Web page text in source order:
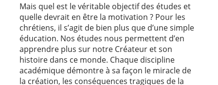
Mais quel est le véritable objectif des études et
quelle devrait en être la motivation ? Pour les
chrétiens, il s’agit de bien plus que d’une simple
éducation. Nos études nous permettent d’en
apprendre plus sur notre Créateur et son
histoire dans ce monde. Chaque discipline
académique démontre à sa façon le miracle de
la création, les conséquences tragiques de la